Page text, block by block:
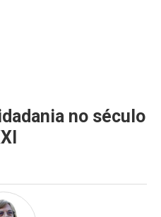
no século